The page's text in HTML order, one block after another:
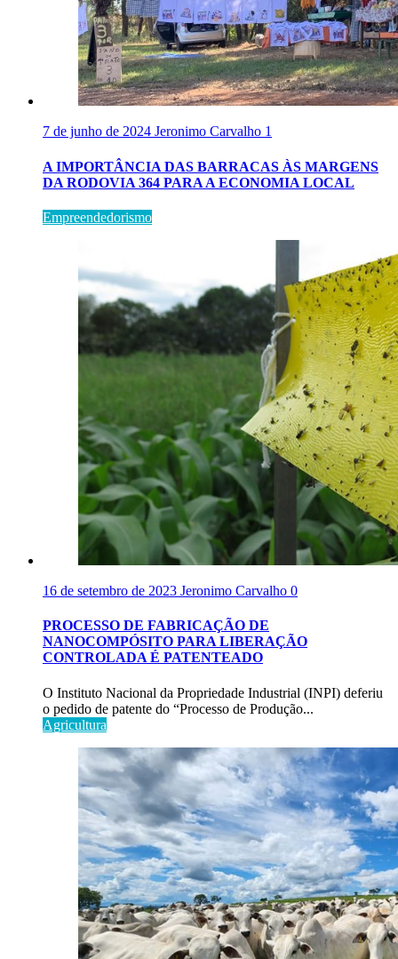
7 de junho de 2024 Jeronimo Carvalho 1
A IMPORTÂNCIA DAS BARRACAS ÀS MARGENS
DA RODOVIA 364 PARA A ECONOMIA LOCAL
Empreendedorismo
16 de setembro de 2023 Jeronimo Carvalho 0
PROCESSO DE FABRICAÇÃO DE
NANOCOMPÓSITO PARA LIBERAÇÃO
CONTROLADA É PATENTEADO
O Instituto Nacional da Propriedade Industrial (INPI) deferiu
o pedido de patente do “Processo de Produção...
Agricultura